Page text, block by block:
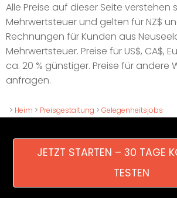
Alle Preise auf dieser Seite verstehen
Mehrwertsteuer und gelten für NZ$
Rechnungen für Kunden aus
Mehrwertsteuer. Preise für US$, CA$,
ca. 20 % günstiger. Preise für andere
anfragen.
> Heim > Preisgestaltung > Gelegenheitsjobs
JETZT STARTEN – 30 TAGE
TESTEN